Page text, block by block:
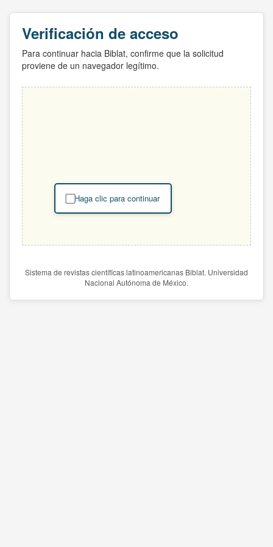
Verificación de acceso
Para continuar hacia Biblat, confirme que la solicitud
proviene de un navegador legítimo.
Haga clic para continuar
Sistema de revistas científicas latinoamericanas Biblat. Universidad
Nacional Autónoma de México.